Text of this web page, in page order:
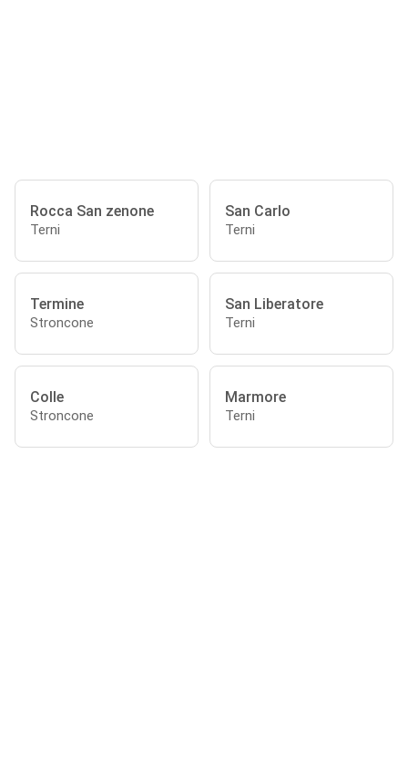
Rocca San zenone
Terni
San Carlo
Terni
Termine
Stroncone
San Liberatore
Terni
Colle
Stroncone
Marmore
Terni